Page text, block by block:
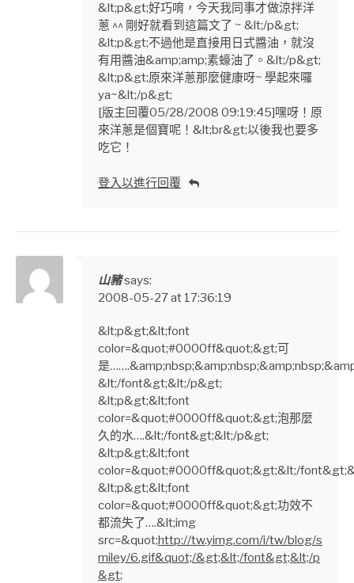
&lt;p&gt;好巧唷，今天我同事才做涼拌洋
蔥 ^^ 剛好就看到這篇文了 ~ &lt;/p&gt;
&lt;p&gt;不過他是直接用日式醬油，就沒
有用醬油&amp;amp;素蠔油了。&lt;/p&gt;
&lt;p&gt;原來洋蔥那麼健康呀~ 學起來囉
ya~&lt;/p&gt;
[版主回覆05/28/2008 09:19:45]嘿呀！原
來洋蔥是個寶呢！&lt;br&gt;以後我也要多
吃它！
登入以進行回覆
山豬says:
2008-05-27 at 17:36:19
&lt;p&gt;&lt;font
color=&quot;#0000ff&quot;&gt;可
是
&lt;/font&gt;&lt;/p&gt;
&lt;p&gt;&lt;font
color=&quot;#0000ff&quot;&gt;泡那麼
久的水….&lt;/font&gt;&lt;/p&gt;
&lt;p&gt;&lt;font
color=&quot;#0000ff&quot;&gt;&lt;/
&lt;p&gt;&lt;font
color=&quot;#0000ff&quot;&gt;功效不
都流失了….&lt;img
src=&quot;http://tw.yimg.com/i/tw/blog/s
miley/6.gif&quot;/&gt;&lt;/font&gt;&lt;/p
&gt;